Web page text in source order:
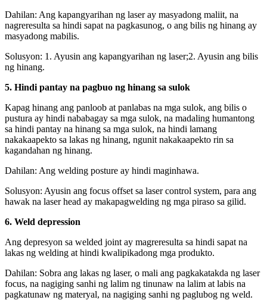
Dahilan: Ang kapangyarihan ng laser ay masyadong maliit, na
nagreresulta sa hindi sapat na pagkasunog, o ang bilis ng hinang ay
masyadong mabilis.
Solusyon: 1. Ayusin ang kapangyarihan ng laser;2. Ayusin ang bilis
ng hinang.
5. Hindi pantay na pagbuo ng hinang sa sulok
Kapag hinang ang panloob at panlabas na mga sulok, ang bilis o
pustura ay hindi nababagay sa mga sulok, na madaling humantong
sa hindi pantay na hinang sa mga sulok, na hindi lamang
nakakaapekto sa lakas ng hinang, ngunit nakakaapekto rin sa
kagandahan ng hinang.
Dahilan: Ang welding posture ay hindi maginhawa.
Solusyon: Ayusin ang focus offset sa laser control system, para ang
hawak na laser head ay makapagwelding ng mga piraso sa gilid.
6. Weld depression
Ang depresyon sa welded joint ay magreresulta sa hindi sapat na
lakas ng welding at hindi kwalipikadong mga produkto.
Dahilan: Sobra ang lakas ng laser, o mali ang pagkakatakda ng laser
focus, na nagiging sanhi ng lalim ng tinunaw na lalim at labis na
pagkatunaw ng materyal, na nagiging sanhi ng paglubog ng weld.